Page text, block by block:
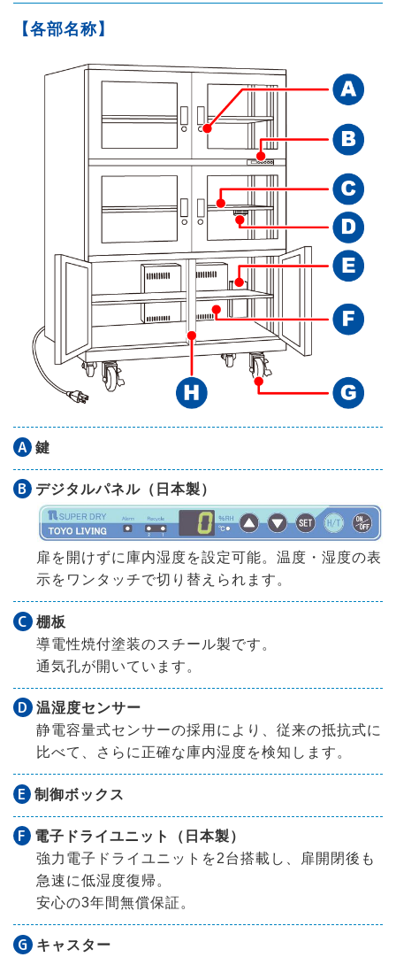
【各部名称】
A 鍵
B デジタルパネル（日本製）
扉を開けずに庫内湿度を設定可能。温度・湿度の表
示をワンタッチで切り替えられます。
C
棚板
導電性焼付塗装のスチール製です。
通気孔が開いています。
D
温湿度センサー
静電容量式センサーの採用により、従来の抵抗式に
比べて、さらに正確な庫内湿度を検知します。
E 制御ボックス
F
電子ドライユニット（日本製）
強力電子ドライユニットを2台搭載し、扉開閉後も
急速に低湿度復帰。
安心の3年間無償保証。
G キャスター